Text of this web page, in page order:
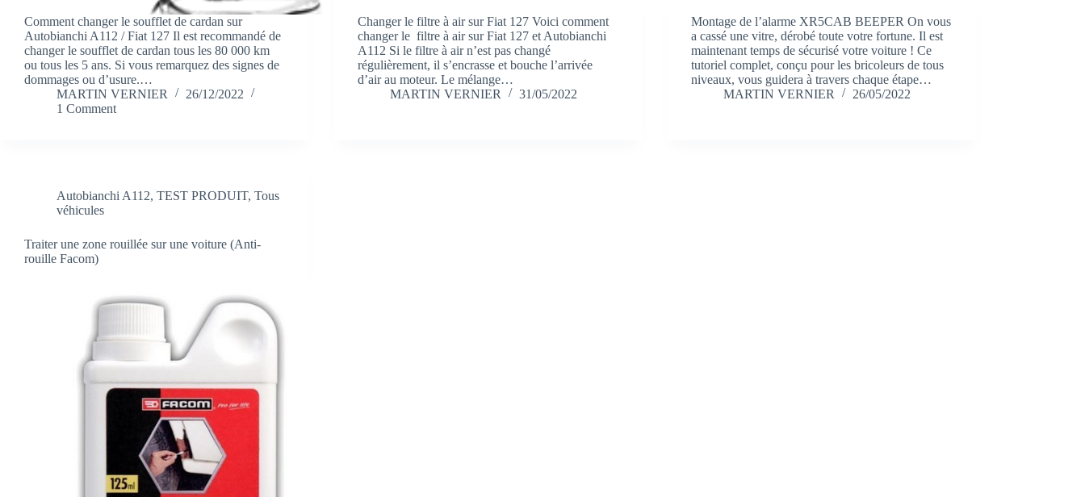
Comment changer le soufflet de cardan sur
Autobianchi A112 / Fiat 127 Il est recommandé de
changer le soufflet de cardan tous les 80 000 km
ou tous les 5 ans. Si vous remarquez des signes de
dommages ou d’usure.…
MARTIN VERNIER
26/12/2022
1 Comment
Changer le filtre à air sur Fiat 127 Voici comment
changer le filtre à air sur Fiat 127 et Autobianchi
A112 Si le filtre à air n’est pas changé
régulièrement, il s’encrasse et bouche l’arrivée
d’air au moteur. Le mélange…
MARTIN VERNIER
31/05/2022
Montage de l’alarme XR5CAB BEEPER On vous
a cassé une vitre, dérobé toute votre fortune. Il est
maintenant temps de sécurisé votre voiture ! Ce
tutoriel complet, conçu pour les bricoleurs de tous
niveaux, vous guidera à travers chaque étape…
MARTIN VERNIER
26/05/2022
Autobianchi A112, TEST PRODUIT, Tous
véhicules
Traiter une zone rouillée sur une voiture (Anti-
rouille Facom)